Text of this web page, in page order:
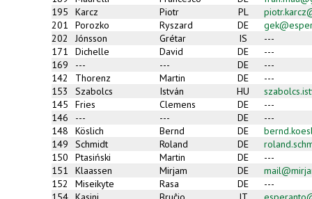
195
Karcz Piotr PL
201
Porozko Ryszard DE
202
Jónsson Grétar IS
---
171
Dichelle David DE
---
169
--- --- DE
---
142
Thorenz Martin DE
---
153
Szabolcs István HU
145
Fries Clemens DE
---
146
--- --- DE
---
148
Köslich Bernd DE
149
Schmidt Roland DE
150
Ptasiński Martin DE
---
151
Klaassen Mirjam DE
152
Miseikyte Rasa DE
---